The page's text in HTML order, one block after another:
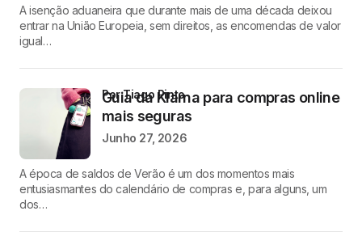
A isenção aduaneira que durante mais de uma década deixou
entrar na União Europeia, sem direitos, as encomendas de valor
igual…
Guia da Klarna para compras online
mais seguras
por Tiago Pinto
Junho 27, 2026
A época de saldos de Verão é um dos momentos mais
entusiasmantes do calendário de compras e, para alguns, um
dos…